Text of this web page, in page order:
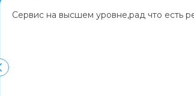
Сервис на высшем уровне,рад что есть